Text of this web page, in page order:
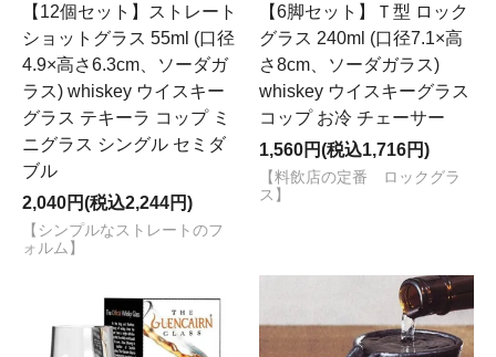
【12個セット】ストレート
ショットグラス 55ml (口径
4.9×高さ6.3cm、ソーダガ
ラス) whiskey ウイスキー
グラス テキーラ コップ ミ
ニグラス シングル セミダ
ブル
2,040円(税込2,244円)
【シンプルなストレートのフ
ォルム】
【6脚セット】Ｔ型 ロック
グラス 240ml (口径7.1×高
さ8cm、ソーダガラス)
whiskey ウイスキーグラス
コップ お冷 チェーサー
1,560円(税込1,716円)
【料飲店の定番 ロックグラ
ス】